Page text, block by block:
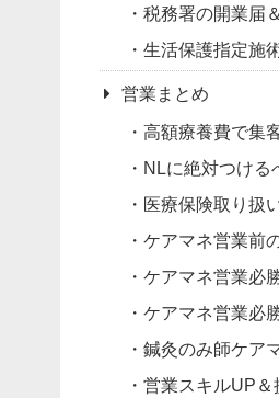
税務署の開業届
生活保護指定施
営業まとめ
高額療養費で集
NLに絶対つける
医療保険取り扱
ケアマネ営業前
ケアマネ営業必
ケアマネ営業必
鍼灸のみ師ケア
営業スキルUP＆